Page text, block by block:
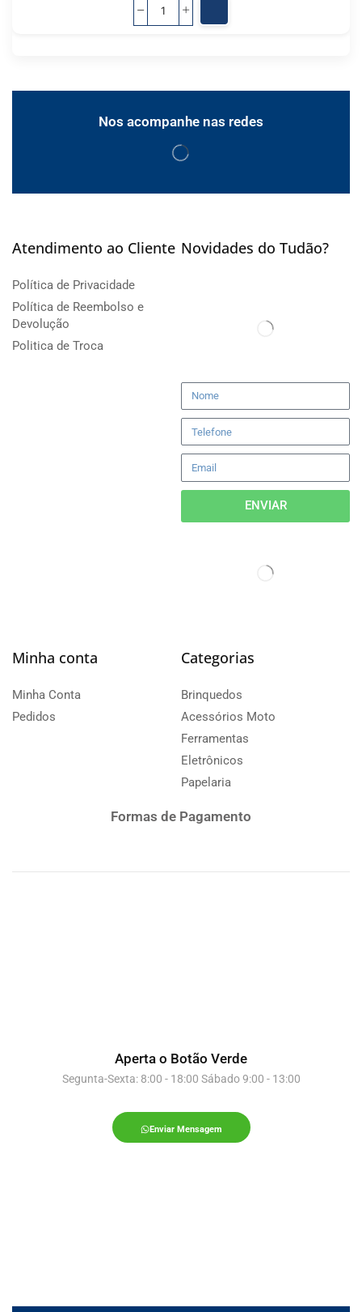
Nos acompanhe nas redes
Atendimento ao Cliente
Política de Privacidade
Política de Reembolso e
Devolução
Politica de Troca
Novidades do Tudão?
ENVIAR
Minha conta
Minha Conta
Pedidos
Categorias
Brinquedos
Acessórios Moto
Ferramentas
Eletrônicos
Papelaria
Formas de Pagamento
Aperta o Botão Verde
Segunta-Sexta: 8:00 - 18:00 Sábado 9:00 - 13:00
Enviar Mensagem